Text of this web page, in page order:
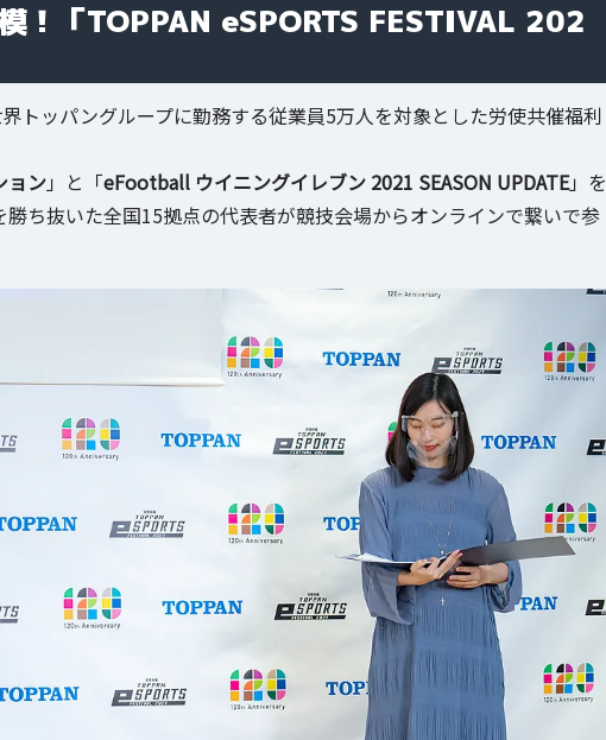
！「TOPPAN eSPORTS FESTIVAL 202
界トッパングループに勤務する従業員5万人を対象とした労使共催福利
ョン」と「eFootball ウイニングイレブン 2021 SEASON UPDATE」を
ち抜いた全国15拠点の代表者が競技会場からオンラインで繋いで参